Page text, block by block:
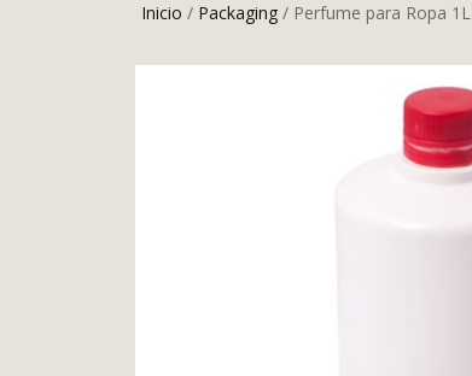
Inicio / Packaging / Perfume para Ropa 1L